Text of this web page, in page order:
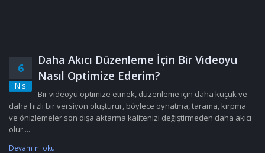
6
Nis
Daha Akıcı Düzenleme İçin Bir Videoyu
Nasıl Optimize Ederim?
Bir videoyu optimize etmek, düzenleme için daha küçük ve
daha hızlı bir versiyon oluşturur, böylece oynatma, tarama, kırpma
ve önizlemeler son dışa aktarma kalitenizi değiştirmeden daha akıcı
olur....
Devamını oku